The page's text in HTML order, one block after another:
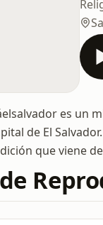
es un
de El
que viene